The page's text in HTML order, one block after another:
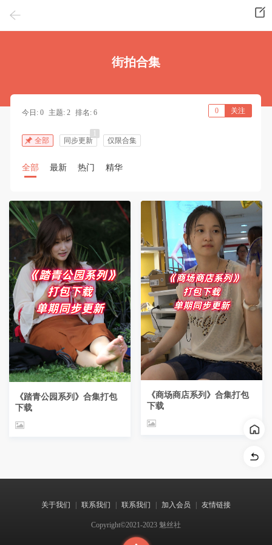
街拍合集
今日: 0 主题: 2 排名: 6 0 关注
全部 同步更新
1
仅限合集
全部 最新 热门 精华
《踏青公园系列》合集打包
下载
《商场商店系列》合集打包
下载
关于我们 | 联系我们 | 联系我们 | 加入会员 | 友情链接
Copyright©2021-2023 魅丝社